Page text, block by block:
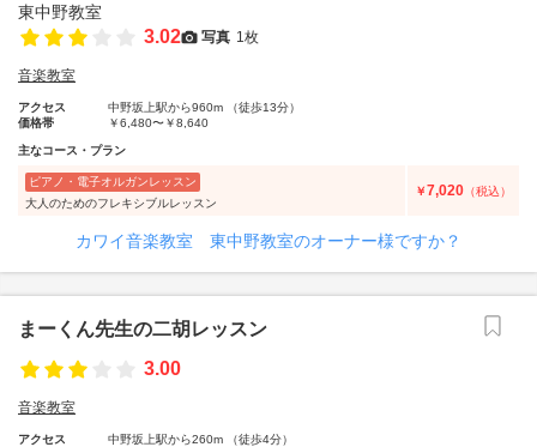
3.02 写真 1枚
音楽教室
アクセス
中野坂上駅から960m （徒歩13分）
価格帯
￥6,480〜￥8,640
主なコース・プラン
ピアノ・電子オルガンレッスン
大人のためのフレキシブルレッスン
￥7,020 （税込）
カワイ音楽教室 東中野教室のオーナー様ですか？
まーくん先生の二胡レッスン
3.00
音楽教室
アクセス 中野坂上駅から260m （徒歩4分）